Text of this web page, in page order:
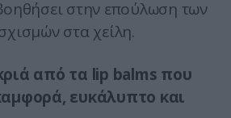
στην επούλωση των
στα χείλη.
από τα lip balms που
ευκάλυπτο και